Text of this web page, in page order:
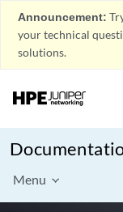
Announcement:
your technical
solutions.
Menu